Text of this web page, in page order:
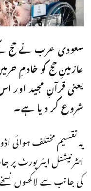
سعودی عرب نے حج
عازمینِ حج کو خادمِ
یعنی قرآنِ مجید اور
شروع کر دیا ہے۔
یہ تقسیم مختلف ہوائی
انٹرنیشنل ایئرپورٹ
کی جانب سے لاکھوں